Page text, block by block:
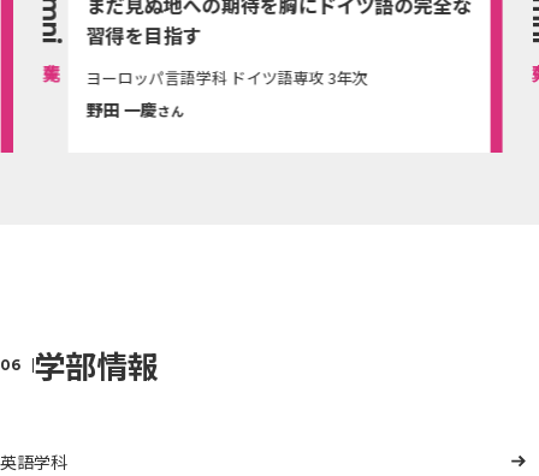
習得を目指す
ヨーロッパ言語学科 ドイツ語専攻 3年次
野田 一慶さん
学部情報
英語学科